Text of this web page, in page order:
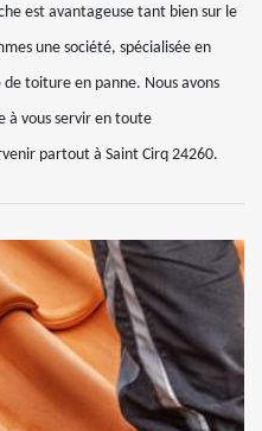
est avantageuse tant bien sur le
une société, spécialisée en
toiture en panne. Nous avons
à vous servir en toute
partout à Saint Cirq 24260.